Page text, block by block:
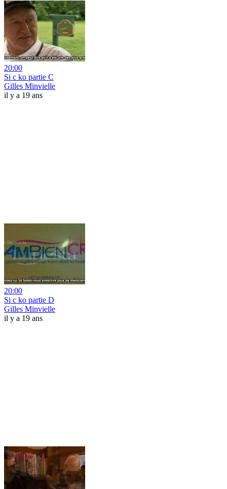
20:00
Si c ko partie C
Gilles Minvielle
il y a 19 ans
20:00
Si c ko partie D
Gilles Minvielle
il y a 19 ans